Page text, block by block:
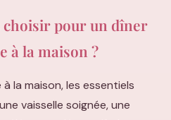
choisir pour un dîner
à la maison ?
la maison, les essentiels
vaisselle soignée, une